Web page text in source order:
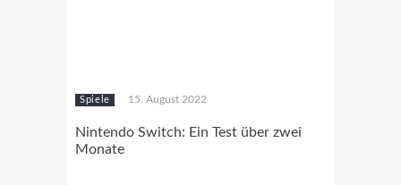
Spiele 15. August 2022
Nintendo Switch: Ein Test über zwei
Monate